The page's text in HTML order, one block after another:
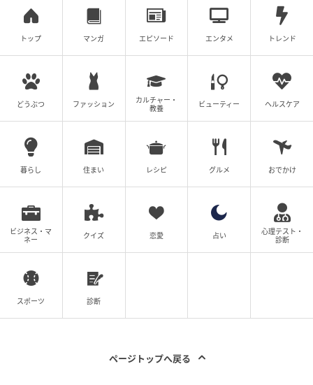
医師から告げられたのは、意外な言葉でした。「ま
「あまりに続くようなら、消化器内科を受診してみて
もいいと思いますよ」――息苦しさの原因は、心臓で
はなく別のところにあるかもしれないというのです。
トップ マンガ エピソード エンタメ トレンド
どうぶつ ファッション
カルチャー・
教養
ビューティー ヘルスケア
暮らし 住まい レシピ グルメ おでかけ
ビジネス・マ
ネー
クイズ 恋愛 占い
心理テスト・
診断
スポーツ 診断
ページトップへ戻る